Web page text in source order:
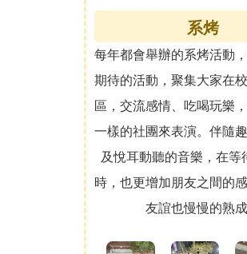
系烤
每年都會舉辦的系烤活動
期待的活動，聚集大家在
區，交流感情、吃喝玩樂
一樣的社團來表演。伴隨
及悅耳動聽的音樂，在等
時，也更增加朋友之間的
友誼也慢慢的熟成